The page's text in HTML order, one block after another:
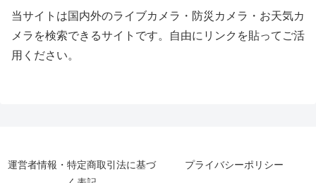
当サイトは国内外のライブカメラ・防災カメラ・お天気カ
メラを検索できるサイトです。自由にリンクを貼ってご活
用ください。
運営者情報・特定商取引法に基づ
プライバシーポリシー